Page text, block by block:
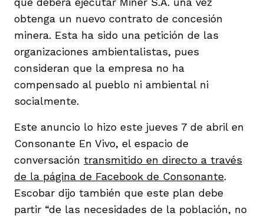
obtenga un nuevo contrato de concesión
minera. Esta ha sido una petición de las
organizaciones ambientalistas, pues
consideran que la empresa no ha
compensado al pueblo ni ambiental ni
socialmente.
Este anuncio lo hizo este jueves 7 de abril en
Consonante En Vivo, el espacio de
conversación transmitido en directo a través
de la página de Facebook de Consonante.
Escobar dijo también que este plan debe
partir “de las necesidades de la población, no